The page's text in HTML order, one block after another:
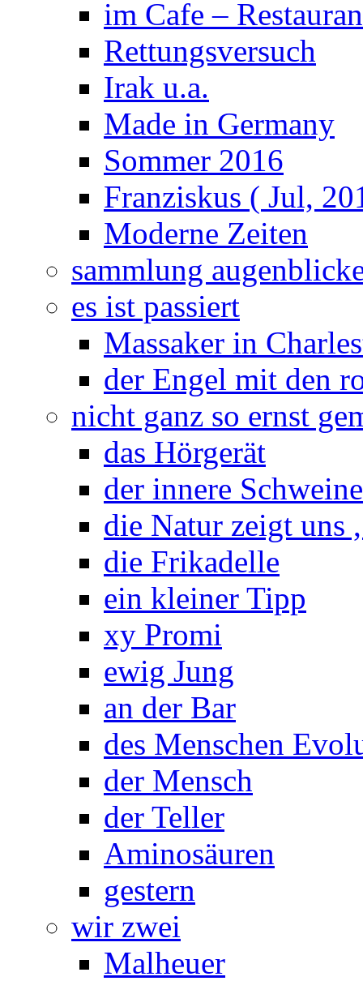
im Cafe –
Rettungsversuch
Irak u.a.
Made in Germany
Sommer 2016
Franziskus ( Jul,
Moderne Zeiten
sammlung
es ist passiert
Massaker in
der Engel mit den
nicht ganz so ernst
das Hörgerät
der innere
die Natur zeigt uns
die Frikadelle
ein kleiner Tipp
xy Promi
ewig Jung
an der Bar
des Menschen
der Mensch
der Teller
Aminosäuren
gestern
wir zwei
Malheuer